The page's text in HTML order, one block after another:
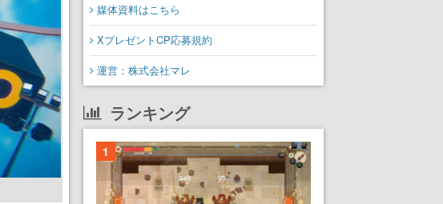
媒体資料はこちら
XプレゼントCP応募規約
運営：株式会社マレ
ランキング
1